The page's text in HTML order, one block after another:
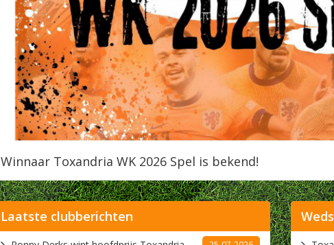
Winnaar Toxandria WK 2026 Spel is bekend!
Laatste clubberichten